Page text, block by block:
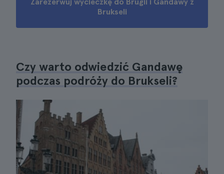
Brukseli
Czy warto odwiedzić Gandawę
podczas podróży do Brukseli?